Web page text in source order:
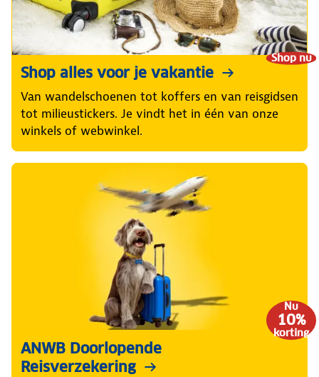
Shop nu
Shop alles voor je vakantie
Van wandelschoenen tot koffers en van reisgidsen
tot milieustickers. Je vindt het in één van onze
winkels of webwinkel.
Nu
10%
korting
ANWB Doorlopende
Reisverzekering